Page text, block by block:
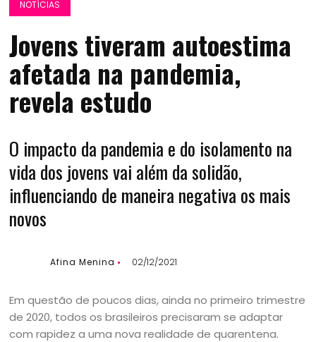
NOTÍCIAS
Jovens tiveram autoestima
afetada na pandemia,
revela estudo
O impacto da pandemia e do isolamento na
vida dos jovens vai além da solidão,
influenciando de maneira negativa os mais
novos
Afina Menina 02/12/2021
Em questão de poucos dias, ainda no primeiro trimestre
de 2020, todos os brasileiros precisaram se adaptar
com rapidez a uma nova realidade de quarentena.